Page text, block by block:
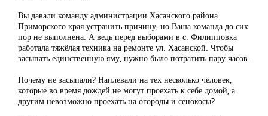
Вы давали команду администрации Хасанского района
Приморского края устранить причину, но Ваша команда до сих
пор не выполнена. А ведь перед выборами в с. Филипповка
работала тяжёлая техника на ремонте ул. Хасанской. Чтобы
засыпать единственную яму, нужно было потратить пару часов.
Почему не засыпали? Наплевали на тех несколько человек,
которые во время дождей не могут проехать к себе домой, а
другим невозможно проехать на огороды и сенокосы?